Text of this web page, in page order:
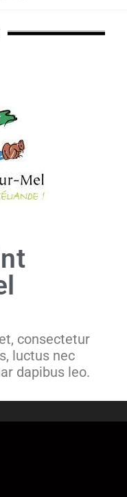
consectetur
luctus nec
dapibus leo.